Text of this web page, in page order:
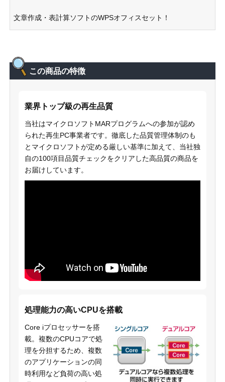
文章作成・表計算ソフトのWPSオフィスセット！
この商品の特徴
業界トップ級の再生品質
当社はマイクロソフトMARプログラムへの参加が認め
られた再生PC事業者です。徹底した品質管理体制のも
とマイクロソフトが定める厳しい基準に加えて、当社独
自の100項目品質チェックをクリアした高品質の商品を
お届けしています。
処理能力の高いCPUを搭載
Core iプロセッサーを搭
載。複数のCPUコアで処
理を分担するため、複数
のアプリケーションの同
時利用など負荷の高い処